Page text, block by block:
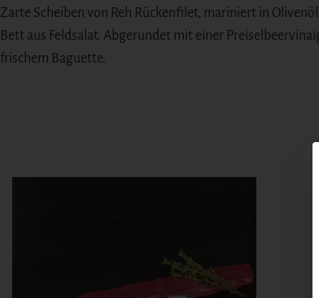
Zarte Scheiben von Reh Rückenfilet, mariniert in
Bett aus Feldsalat. Abgerundet mit einer
frischem Baguette.